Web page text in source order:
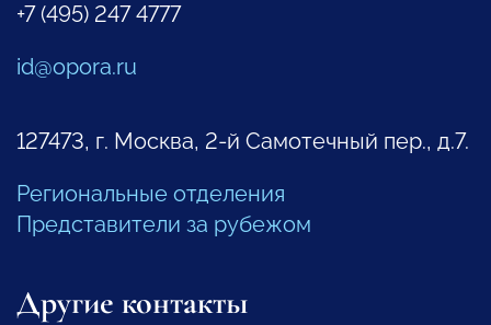
+7 (495) 247 4777
id@opora.ru
127473, г. Москва, 2-й Самотечный пер., д.7.
Региональные отделения
Представители за рубежом
Другие контакты